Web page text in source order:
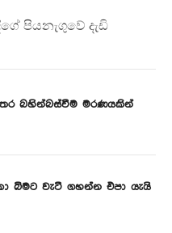
පියනැගුවේ දැඩි
බහින්බස්වීම මරණයකින්
බිමට වැටී ගහන්න එපා යැයි